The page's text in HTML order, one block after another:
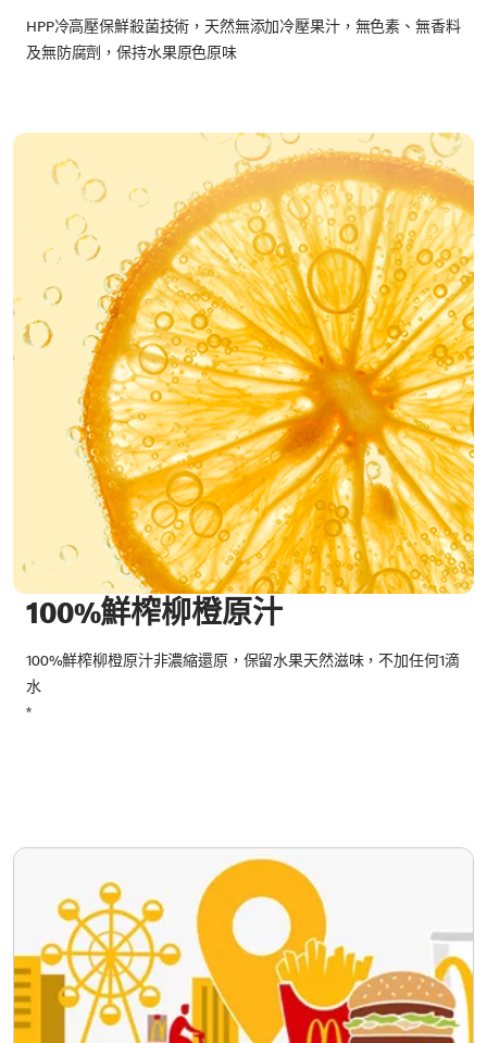
HPP冷高壓保鮮殺菌技術，天然無添加冷壓果汁，無色素、無香料
及無防腐劑，保持水果原色原味
100%鮮榨柳橙原汁
100%鮮榨柳橙原汁非濃縮還原，保留水果天然滋味，不加任何1滴
水
*